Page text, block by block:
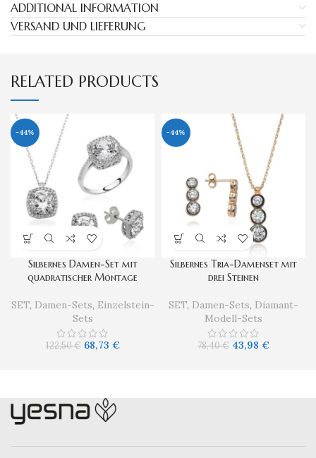
ADDITIONAL INFORMATION
VERSAND UND LIEFERUNG
RELATED PRODUCTS
-44%
Silbernes Damen-Set mit
quadratischer Montage
SET, Damen-Sets, Einzelstein-
Sets
122,50€ 68,73 €
-44%
Silbernes Tria-Damenset mit
drei Steinen
SET, Damen-Sets, Diamant-
Modell-Sets
78,40€ 43,98 €